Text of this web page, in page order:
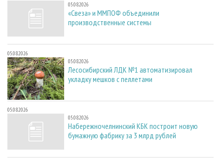
БИОЭНЕРГЕТИКА
ИНСТРУМЕНТ И МАТЕРИАЛЫ
RUSSIAN FORESTRY REVIEW
ГАЗЕТА ЛЕСПРОМФОРУМ
БИБЛИОТЕКА СПЕЦИАЛИСТА
05.08.2026
«Свеза» и ММПОФ объединили
производственные системы
05.08.2026
05.08.2026
Лесосибирский ЛДК №1 автоматизировал
укладку мешков с пеллетами
05.08.2026
05.08.2026
Набережночелнинский КБК построит новую
бумажную фабрику за 3 млрд рублей